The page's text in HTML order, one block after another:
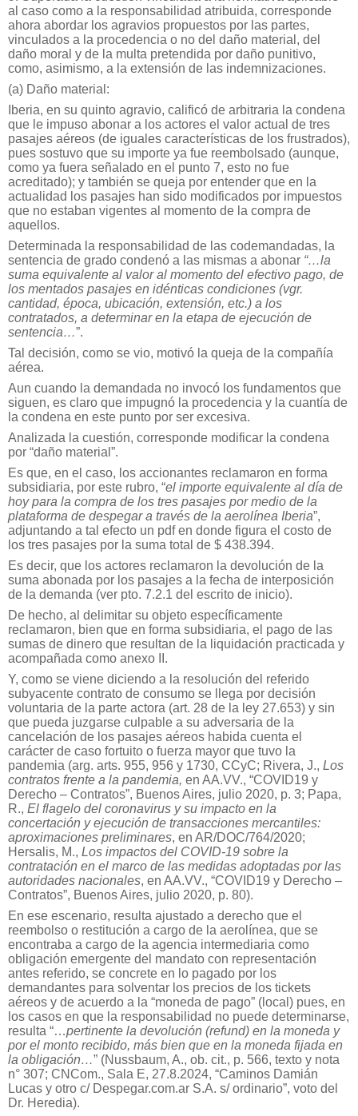
al caso como a la responsabilidad atribuida, corresponde
ahora abordar los agravios propuestos por las partes,
vinculados a la procedencia o no del daño material, del
daño moral y de la multa pretendida por daño punitivo,
como, asimismo, a la extensión de las indemnizaciones.
(a) Daño material:
Iberia, en su quinto agravio, calificó de arbitraria la condena
que le impuso abonar a los actores el valor actual de tres
pasajes aéreos (de iguales características de los frustrados),
pues sostuvo que su importe ya fue reembolsado (aunque,
como ya fuera señalado en el punto 7, esto no fue
acreditado); y también se queja por entender que en la
actualidad los pasajes han sido modificados por impuestos
que no estaban vigentes al momento de la compra de
aquellos.
Determinada la responsabilidad de las codemandadas, la
sentencia de grado condenó a las mismas a abonar “…la
suma equivalente al valor al momento del efectivo pago, de
los mentados pasajes en idénticas condiciones (vgr.
cantidad, época, ubicación, extensión, etc.) a los
contratados, a determinar en la etapa de ejecución de
sentencia…”.
Tal decisión, como se vio, motivó la queja de la compañía
aérea.
Aun cuando la demandada no invocó los fundamentos que
siguen, es claro que impugnó la procedencia y la cuantía de
la condena en este punto por ser excesiva.
Analizada la cuestión, corresponde modificar la condena
por “daño material”.
Es que, en el caso, los accionantes reclamaron en forma
subsidiaria, por este rubro, “el importe equivalente al día de
hoy para la compra de los tres pasajes por medio de la
plataforma de despegar a través de la aerolínea Iberia”,
adjuntando a tal efecto un pdf en donde figura el costo de
los tres pasajes por la suma total de $ 438.394.
Es decir, que los actores reclamaron la devolución de la
suma abonada por los pasajes a la fecha de interposición
de la demanda (ver pto. 7.2.1 del escrito de inicio).
De hecho, al delimitar su objeto específicamente
reclamaron, bien que en forma subsidiaria, el pago de las
sumas de dinero que resultan de la liquidación practicada y
acompañada como anexo II.
Y, como se viene diciendo a la resolución del referido
subyacente contrato de consumo se llega por decisión
voluntaria de la parte actora (art. 28 de la ley 27.653) y sin
que pueda juzgarse culpable a su adversaria de la
cancelación de los pasajes aéreos habida cuenta el
carácter de caso fortuito o fuerza mayor que tuvo la
pandemia (arg. arts. 955, 956 y 1730, CCyC; Rivera, J., Los
contratos frente a la pandemia, en AA.VV., “COVID19 y
Derecho – Contratos”, Buenos Aires, julio 2020, p. 3; Papa,
R., El flagelo del coronavirus y su impacto en la
concertación y ejecución de transacciones mercantiles:
aproximaciones preliminares, en AR/DOC/764/2020;
Hersalis, M., Los impactos del COVID-19 sobre la
contratación en el marco de las medidas adoptadas por las
autoridades nacionales, en AA.VV., “COVID19 y Derecho –
Contratos”, Buenos Aires, julio 2020, p. 80).
En ese escenario, resulta ajustado a derecho que el
reembolso o restitución a cargo de la aerolínea, que se
encontraba a cargo de la agencia intermediaria como
obligación emergente del mandato con representación
antes referido, se concrete en lo pagado por los
demandantes para solventar los precios de los tickets
aéreos y de acuerdo a la “moneda de pago” (local) pues, en
los casos en que la responsabilidad no puede determinarse,
resulta “…pertinente la devolución (refund) en la moneda y
por el monto recibido, más bien que en la moneda fijada en
la obligación…” (Nussbaum, A., ob. cit., p. 566, texto y nota
n° 307; CNCom., Sala E, 27.8.2024, “Caminos Damián
Lucas y otro c/ Despegar.com.ar S.A. s/ ordinario”, voto del
Dr. Heredia).